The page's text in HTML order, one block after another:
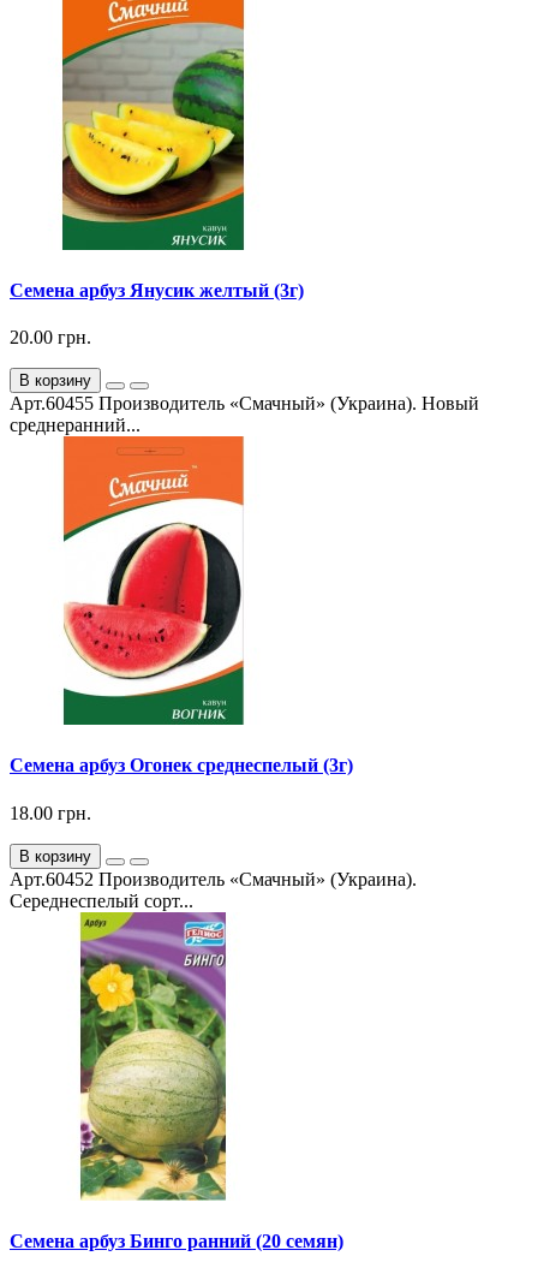
Семена арбуз Янусик желтый (3г)
20.00 грн.
В корзину
Арт.60455 Производитель «Смачный» (Украина). Новый
среднеранний...
Семена арбуз Огонек среднеспелый (3г)
18.00 грн.
В корзину
Арт.60452 Производитель «Смачный» (Украина).
Сeреднеспелый сoрт...
Семена арбуз Бинго ранний (20 семян)